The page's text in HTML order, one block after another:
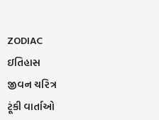
ZODIAC
ઇતિહાસ
જીવન ચરિત્ર
ટૂંકી વાર્તાઓ